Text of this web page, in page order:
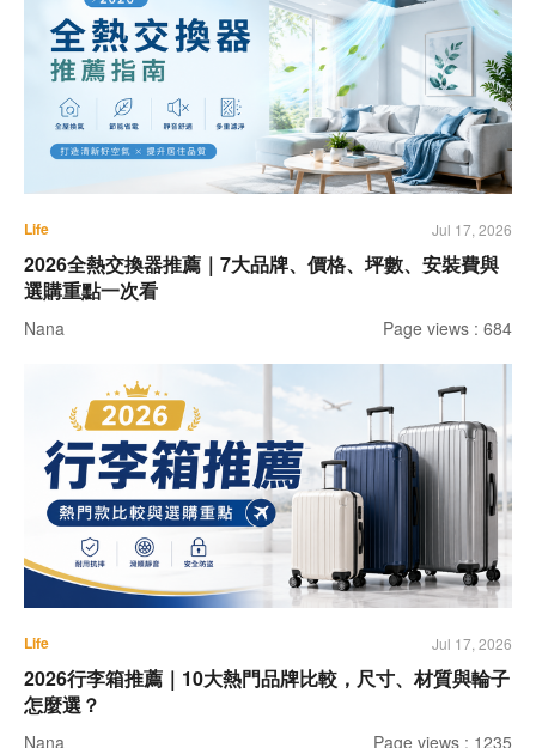
Life Jul 17, 2026
2026全熱交換器推薦｜7大品牌、價格、坪數、安裝費與
選購重點一次看
Nana Page views : 684
Life Jul 17, 2026
2026行李箱推薦｜10大熱門品牌比較，尺寸、材質與輪子
怎麼選？
Nana Page views : 1235